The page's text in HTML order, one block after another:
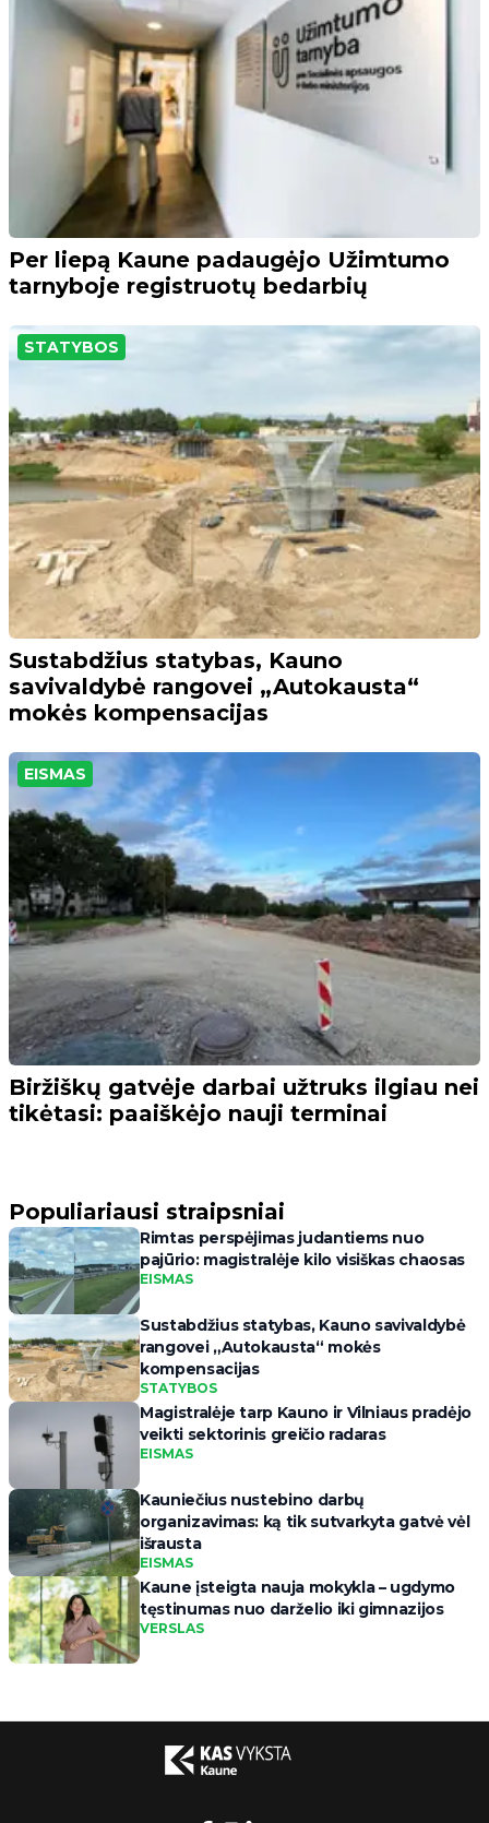
Per liepą Kaune padaugėjo Užimtumo
tarnyboje registruotų bedarbių
STATYBOS
Sustabdžius statybas, Kauno
savivaldybė rangovei „Autokausta“
mokės kompensacijas
EISMAS
Biržiškų gatvėje darbai užtruks ilgiau nei
tikėtasi: paaiškėjo nauji terminai
Populiariausi straipsniai
Rimtas perspėjimas judantiems nuo
pajūrio: magistralėje kilo visiškas chaosas
EISMAS
Sustabdžius statybas, Kauno savivaldybė
rangovei „Autokausta“ mokės
kompensacijas
STATYBOS
Magistralėje tarp Kauno ir Vilniaus pradėjo
veikti sektorinis greičio radaras
EISMAS
Kauniečius nustebino darbų
organizavimas: ką tik sutvarkyta gatvė vėl
išrausta
EISMAS
Kaune įsteigta nauja mokykla – ugdymo
tęstinumas nuo darželio iki gimnazijos
VERSLAS